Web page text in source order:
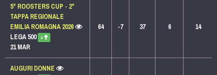
5° ROOSTERS CUP - 2°
TAPPA REGIONALE
EMILIA ROMAGNA 2026
LEGA 500 +
21 MAR
64 -7 37 6 14
AUGURI DONNE